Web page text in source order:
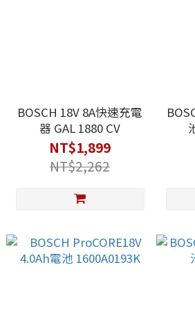
BOSCH 18V 8A快速充電
器 GAL 1880 CV
NT$1,899
NT$2,262